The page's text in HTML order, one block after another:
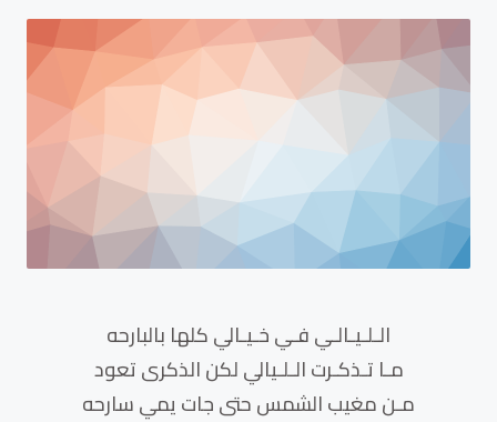
الـلـيـالـي فـي خـيـالي كلها بالبارحه
مـا تـذكـرت الـلـيالي لكن الذكرى تعود
مـن مغيب الشمس حتى جات يمي سارحه